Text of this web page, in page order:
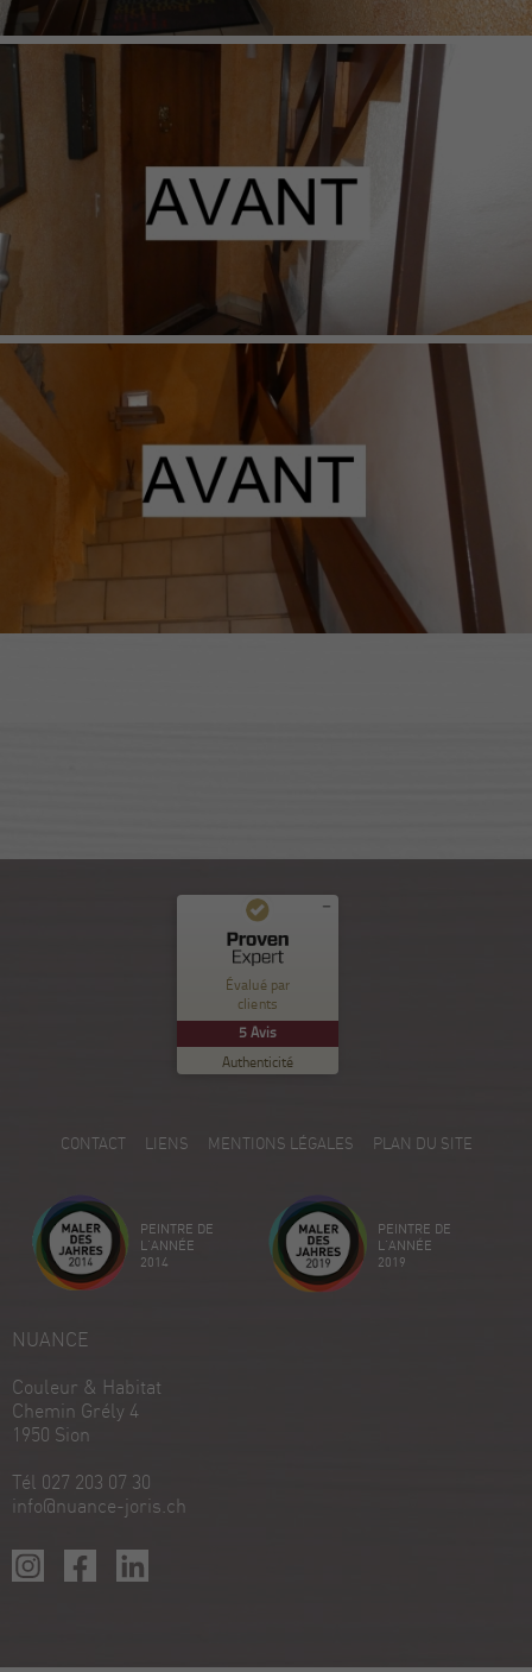
Évalué par
clients
5Avis
Authenticité
Commentaires et expériences des clients pour
Nuance Sion
100
%
Recommandé sur
ProvenExpert.com
EXCELLENT
5.00
/
5
Créez votre propre sceau maintenant
18/12/2025
Voir le profil
CONTACT LIENS MENTIONS LÉGALES PLAN DU SITE
PEINTRE DE
L'ANNÉE
2014
PEINTRE DE
L'ANNÉE
2019
NUANCE
Couleur & Habitat
Chemin Grély 4
1950 Sion
Tél 027 203 07 30
info@nuance-joris.ch